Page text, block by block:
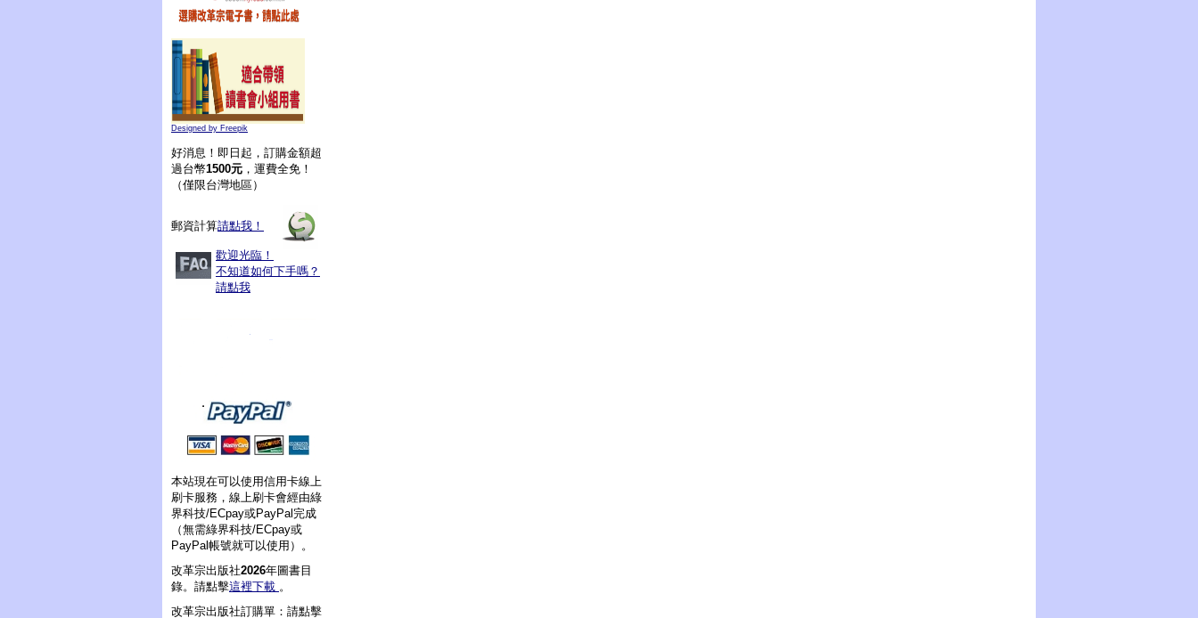
Designed by Freepik
好消息！即日起，訂購金額超
過台幣1500元 ，運費全免！
（僅限台灣地區）
郵資計算請點我！
歡迎光臨！
不知道如何下手嗎？
請點我
本站現在可以使用信用卡線上
刷卡服務，線上刷卡會經由綠
界科技/ECpay或PayPal完成
（無需綠界科技/ECpay或
PayPal帳號就可以使用）。
改革宗出版社2026年圖書目
錄。請點擊這裡下載 。
改革宗出版社訂購單：請點擊